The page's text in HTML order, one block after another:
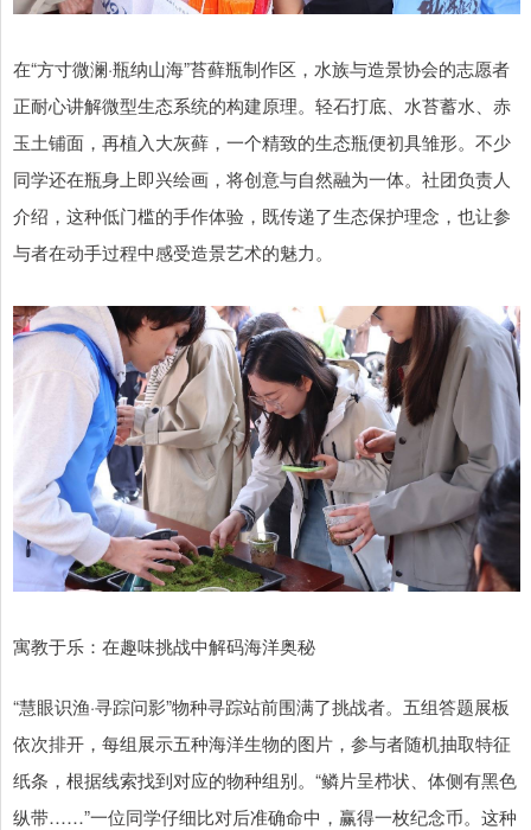
在“方寸微澜·瓶纳山海”苔藓瓶制作区，水族与造景协会的志愿者
正耐心讲解微型生态系统的构建原理。轻石打底、水苔蓄水、赤
玉土铺面，再植入大灰藓，一个精致的生态瓶便初具雏形。不少
同学还在瓶身上即兴绘画，将创意与自然融为一体。社团负责人
介绍，这种低门槛的手作体验，既传递了生态保护理念，也让参
与者在动手过程中感受造景艺术的魅力。
寓教于乐：在趣味挑战中解码海洋奥秘
“慧眼识渔·寻踪问影”物种寻踪站前围满了挑战者。五组答题展板
依次排开，每组展示五种海洋生物的图片，参与者随机抽取特征
纸条，根据线索找到对应的物种组别。“鳞片呈栉状、体侧有黑色
纵带……”一位同学仔细比对后准确命中，赢得一枚纪念币。这种